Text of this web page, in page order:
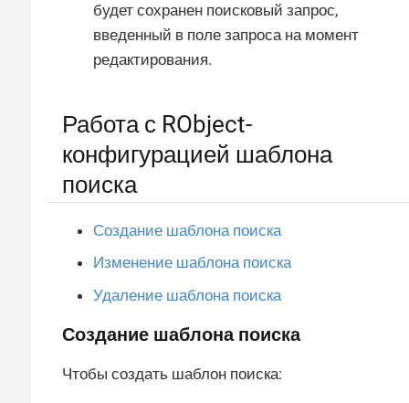
будет сохранен поисковый запрос,
введенный в поле запроса на момент
редактирования.
Работа с RObject-
конфигурацией шаблона
поиска
Создание шаблона поиска
Изменение шаблона поиска
Удаление шаблона поиска
Создание шаблона поиска
Чтобы создать шаблон поиска: